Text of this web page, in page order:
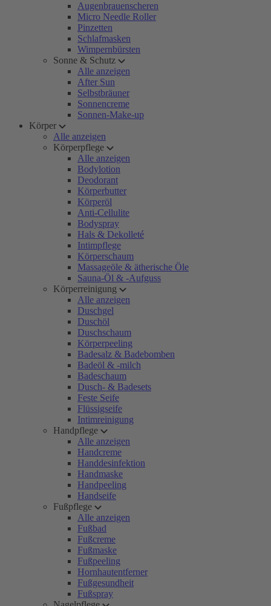
Augenbrauenscheren
Micro Needle Roller
Pinzetten
Schlafmasken
Wimpernbürsten
Sonne & Schutz
Alle anzeigen
After Sun
Selbstbräuner
Sonnencreme
Sonnen-Make-up
Körper
Alle anzeigen
Körperpflege
Alle anzeigen
Bodylotion
Deodorant
Körperbutter
Körperöl
Anti-Cellulite
Bodyspray
Hals & Dekolleté
Intimpflege
Körperschaum
Massageöle & ätherische Öle
Sauna-Öl & -Aufguss
Körperreinigung
Alle anzeigen
Duschgel
Duschöl
Duschschaum
Körperpeeling
Badesalz & Badebomben
Badeöl & -milch
Badeschaum
Dusch- & Badesets
Feste Seife
Flüssigseife
Intimreinigung
Handpflege
Alle anzeigen
Handcreme
Handdesinfektion
Handmaske
Handpeeling
Handseife
Fußpflege
Alle anzeigen
Fußbad
Fußcreme
Fußmaske
Fußpeeling
Hornhautentferner
Fußgesundheit
Fußspray